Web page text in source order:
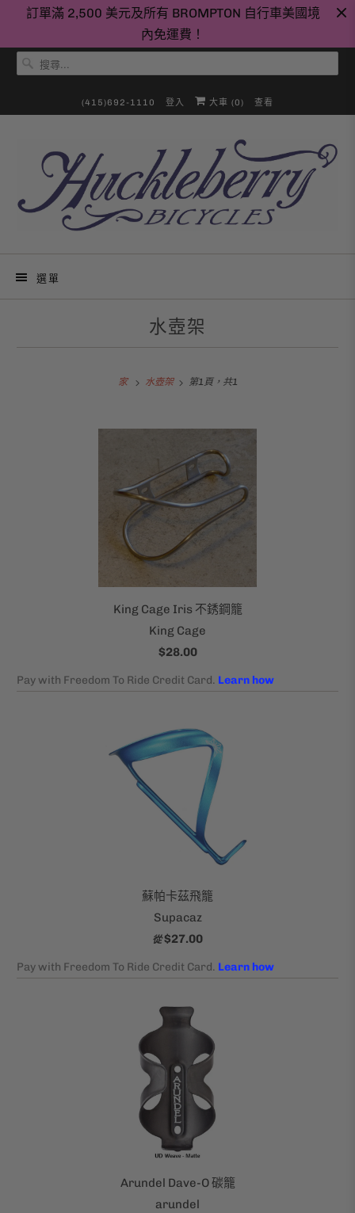
訂單滿 2,500 美元及所有 BROMPTON 自行車美國境
內免運費！
(415)692-1110 登入 大車 (0) 查看
選單
水壺架
家 水壺架 第1頁，共1
King Cage Iris 不銹鋼籠
King Cage
$28.00
蘇帕卡茲飛籠
Supacaz
從 $27.00
Arundel Dave-O 碳籠
arundel